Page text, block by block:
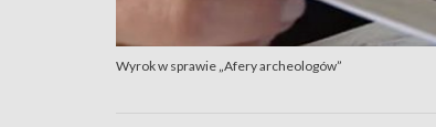
Wyrok w sprawie „Afery archeologów”